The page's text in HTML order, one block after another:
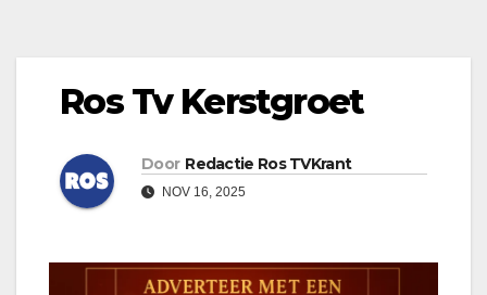
Ros Tv Kerstgroet
Door Redactie Ros TVKrant
NOV 16, 2025